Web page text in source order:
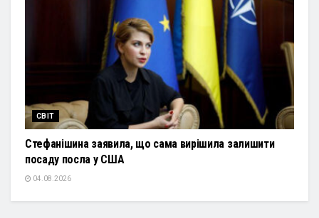
СВІТ
Стефанішина заявила, що сама вирішила залишити
посаду посла у США
04.08.2026